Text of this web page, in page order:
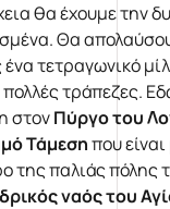
θα έχουμε την
Θα
ένα τετραγωνικό
τράπεζες.
στονΠύργο του
Τάμεσηπου
της παλιάς
ναός του